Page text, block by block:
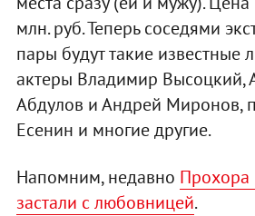
млн. руб. Теперь соседями
пары будут такие известные
актеры Владимир Высоцкий,
Абдулов и Андрей Миронов,
Есенин и многие другие.
Напомним, недавно
застали с любовницей.